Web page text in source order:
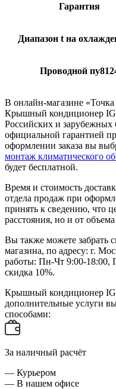
Гарантия
Диапазон t на
Проводной
В онлайн-магазине
Крышный кондиционер
Российских и зарубежных
официальной гарантией
оформлении заказа вы
монтаж климатического
будет бесплатной.
Время и стоимость
отдела продаж при
принять к сведению, что
расстояния, но и от
Вы также можете забрать
магазина, по адресу: г.
работы: Пн-Чт 9:00-18:00,
скидка 10%.
Крышный кондиционер
дополнительные услуги
способами:
За наличный расчёт
— Курьером
— В нашем офисе